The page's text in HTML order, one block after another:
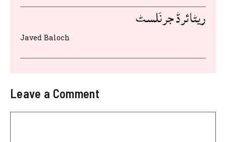
ریٹائرڈ جرنَلسٹ
Javed Baloch
Leave a Comment